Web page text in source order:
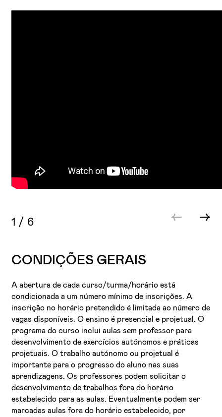
1 / 6
CONDIÇÕES GERAIS
A abertura de cada curso/turma/horário está
condicionada a um número mínimo de inscrições. A
inscrição no horário pretendido é limitada ao número de
vagas disponíveis. O ensino é presencial e projetual. O
programa do curso inclui aulas sem professor para
desenvolvimento de exercícios autónomos e práticas
projetuais. O trabalho autónomo ou projetual é
importante para o progresso do aluno nas suas
aprendizagens. Os professores podem solicitar o
desenvolvimento de trabalhos fora do horário
estabelecido para as aulas. Eventualmente podem ser
marcadas aulas fora do horário estabelecido, por